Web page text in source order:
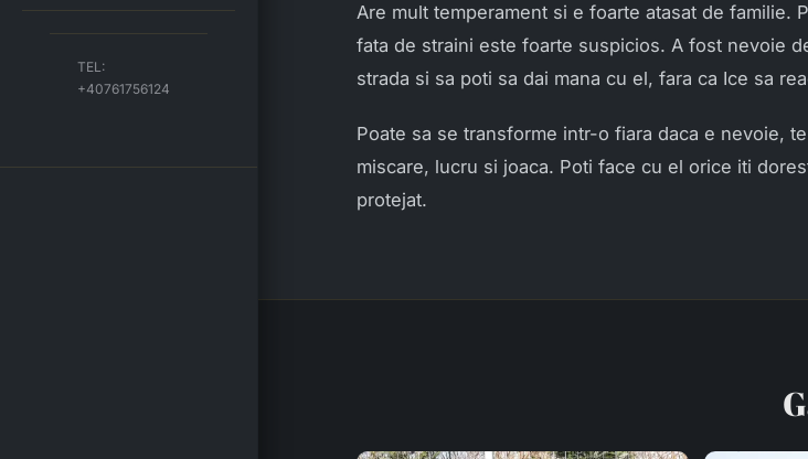
TEL:
+40761756124
Are mult temperament si e foarte atasat de familie.
fata de straini este foarte suspicios. A fost nevoie
strada si sa poti sa dai mana cu el, fara ca Ice sa
Poate sa se transforme intr-o fiara daca e nevoie,
miscare, lucru si joaca. Poti face cu el orice iti
protejat.